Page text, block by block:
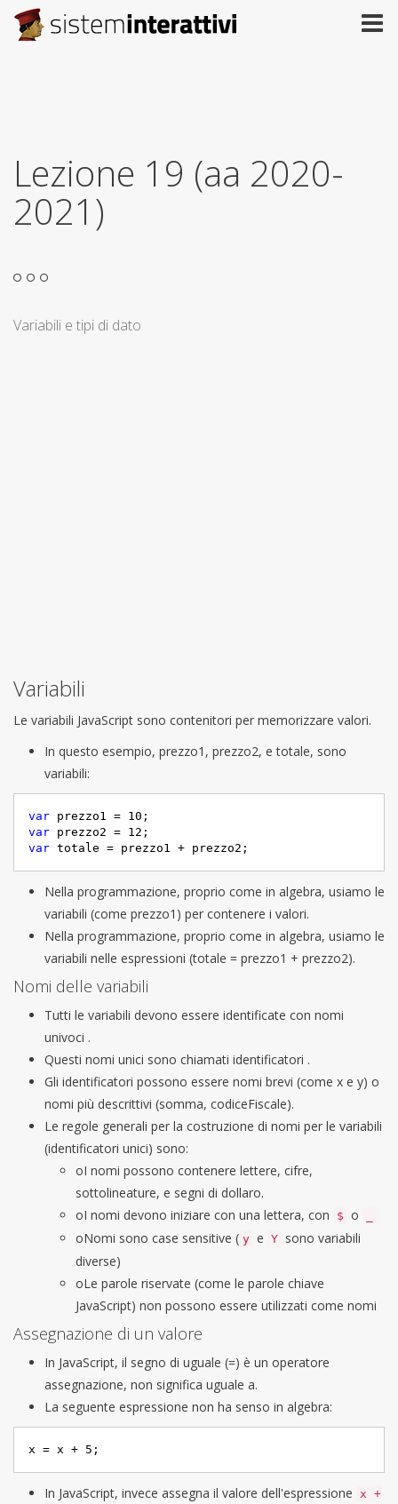
Lezione 19 (aa 2020-
2021)
Variabili e tipi di dato
Variabili
Le variabili JavaScript sono contenitori per memorizzare valori.
In questo esempio, prezzo1, prezzo2, e totale, sono
variabili:
var prezzo1 = 10
var prezzo2 = 12
var totale = prezzo1 + prezzo2;
Nella programmazione, proprio come in algebra, usiamo le
variabili (come prezzo1) per contenere i valori.
Nella programmazione, proprio come in algebra, usiamo le
variabili nelle espressioni (totale = prezzo1 + prezzo2).
Nomi delle variabili
Tutti le variabili devono essere identificate con nomi
univoci .
Questi nomi unici sono chiamati identificatori .
Gli identificatori possono essere nomi brevi (come x e y) o
nomi più descrittivi (somma, codiceFiscale).
Le regole generali per la costruzione di nomi per le variabili
(identificatori unici) sono:
oI nomi possono contenere lettere, cifre,
sottolineature, e segni di dollaro.
oI nomi devono iniziare con una lettera, con
$ o
oNomi sono case sensitive ( y e Y sono variabili
diverse)
oLe parole riservate (come le parole chiave
JavaScript) non possono essere utilizzati come nomi
Assegnazione di un valore
In JavaScript, il segno di uguale (=) è un operatore
assegnazione, non significa uguale a.
La seguente espressione non ha senso in algebra:
x = x + 5 ;
In JavaScript, invece assegna il valore dell'espressione x +